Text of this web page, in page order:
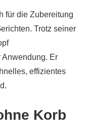
für die Zubereitung
Trotz seiner
Anwendung. Er
effizientes
Korb